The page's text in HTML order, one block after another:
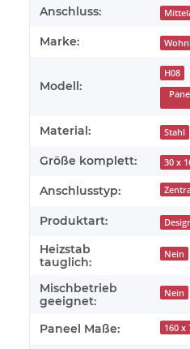
Anschluss:
Marke:
Modell:
H08
Material: Stahl
Größe komplett: 30 x
Anschlusstyp:
Produktart:
Heizstab
tauglich:
Nein
Mischbetrieb
geeignet:
Nein
Paneel Maße: 160 x